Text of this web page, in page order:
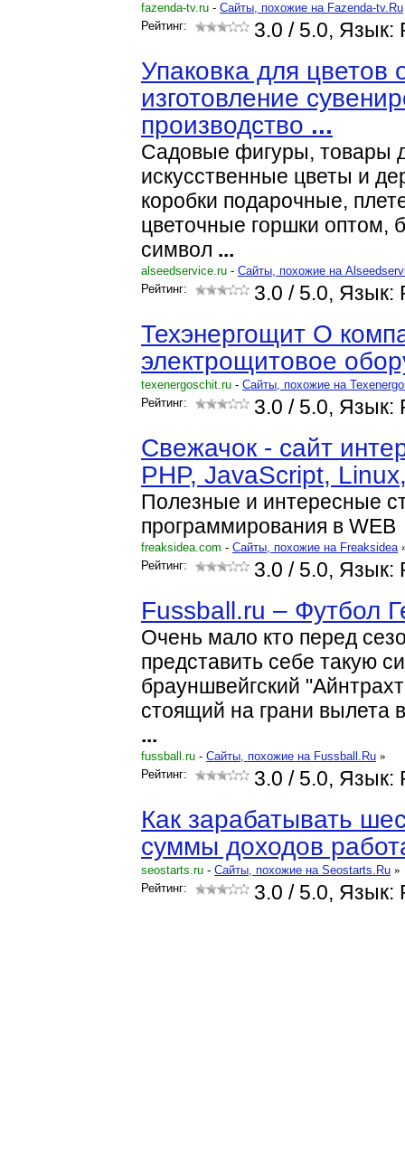
fazenda-tv.ru - Cайты, похожие на Fazenda-tv.Ru
Рейтинг:
3.0 / 5.0, Язык:
Упаковка для цветов
изготовление
производство ...
Садовые фигуры, товары
искусственные цветы и
коробки подарочные,
цветочные горшки оптом,
символ ...
alseedservice.ru - Cайты, похожие на
Рейтинг:
3.0 / 5.0, Язык:
Техэнергощит О
электрощитовое
texenergoschit.ru - Cайты, похожие на
Рейтинг:
3.0 / 5.0, Язык:
Cвежачок - сайт
PHP, JavaScript,
Полезные и интересные
программирования в WEB
freaksidea.com - Cайты, похожие на Freaksidea
Рейтинг:
3.0 / 5.0, Язык:
Fussball.ru – Футбол
Очень мало кто перед
представить себе такую
брауншвейгский
стоящий на грани вылета
...
fussball.ru - Cайты, похожие на Fussball.Ru »
Рейтинг:
3.0 / 5.0, Язык:
Как зарабатывать
суммы доходов
seostarts.ru - Cайты, похожие на Seostarts.Ru »
Рейтинг:
3.0 / 5.0, Язык: